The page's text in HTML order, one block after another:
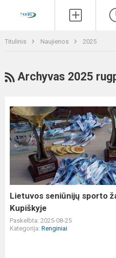
Titulinis Naujienos 2025
RSS
Archyvas 2025
Lietuvos
seniūnijų
sporto
žaidynių
II
etapas
Kupiškyje
Lietuvos seniūnijų sporto
Kupiškyje
Paskelbta: 2025-08-25
Kategorija: Renginiai